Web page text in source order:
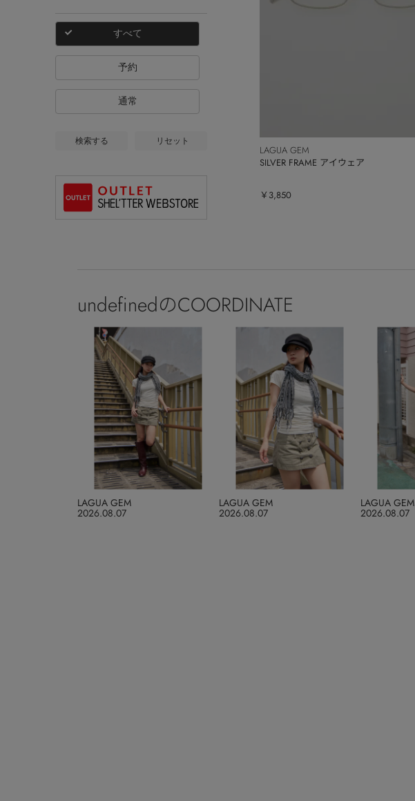
すべて
予約
通常
検索する リセット
LAGUA GEM
SILVER FRAME アイウェア
￥3,850
undefinedのCOORDINATE
2026.08.07
LAGUA GEM
2026.08.07
LAGUA GEM
2026.08.07
LAGUA GEM